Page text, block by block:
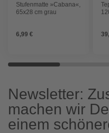
Stufenmatte »Cabana«,
65x28 cm grau
6,99 €
Newsletter:
machen wir
einem